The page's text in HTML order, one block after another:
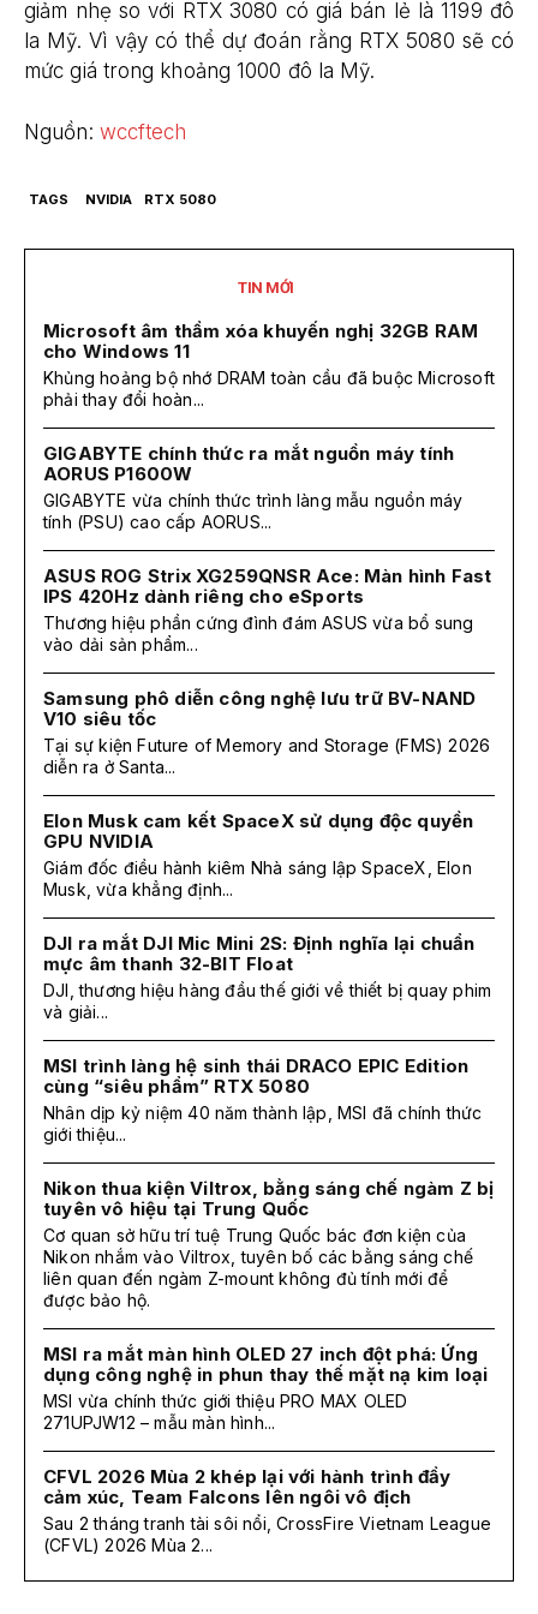
giảm nhẹ so với RTX 3080 có giá bán lẻ là 1199 đô
la Mỹ. Vì vậy có thể dự đoán rằng RTX 5080 sẽ có
mức giá trong khoảng 1000 đô la Mỹ.
Nguồn: wccftech
TAGS NVIDIA RTX 5080
TIN MỚI
Microsoft âm thầm xóa khuyến nghị 32GB RAM
cho Windows 11
Khủng hoảng bộ nhớ DRAM toàn cầu đã buộc Microsoft
phải thay đổi hoàn...
GIGABYTE chính thức ra mắt nguồn máy tính
AORUS P1600W
GIGABYTE vừa chính thức trình làng mẫu nguồn máy
tính (PSU) cao cấp AORUS...
ASUS ROG Strix XG259QNSR Ace: Màn hình Fast
IPS 420Hz dành riêng cho eSports
Thương hiệu phần cứng đình đám ASUS vừa bổ sung
vào dải sản phẩm...
Samsung phô diễn công nghệ lưu trữ BV-NAND
V10 siêu tốc
Tại sự kiện Future of Memory and Storage (FMS) 2026
diễn ra ở Santa...
Elon Musk cam kết SpaceX sử dụng độc quyền
GPU NVIDIA
Giám đốc điều hành kiêm Nhà sáng lập SpaceX, Elon
Musk, vừa khẳng định...
DJI ra mắt DJI Mic Mini 2S: Định nghĩa lại chuẩn
mực âm thanh 32-BIT Float
DJI, thương hiệu hàng đầu thế giới về thiết bị quay phim
và giải...
MSI trình làng hệ sinh thái DRACO EPIC Edition
cùng “siêu phẩm” RTX 5080
Nhân dịp kỷ niệm 40 năm thành lập, MSI đã chính thức
giới thiệu...
Nikon thua kiện Viltrox, bằng sáng chế ngàm Z bị
tuyên vô hiệu tại Trung Quốc
Cơ quan sở hữu trí tuệ Trung Quốc bác đơn kiện của
Nikon nhắm vào Viltrox, tuyên bố các bằng sáng chế
liên quan đến ngàm Z-mount không đủ tính mới để
được bảo hộ.
MSI ra mắt màn hình OLED 27 inch đột phá: Ứng
dụng công nghệ in phun thay thế mặt nạ kim loại
MSI vừa chính thức giới thiệu PRO MAX OLED
271UPJW12 – mẫu màn hình...
CFVL 2026 Mùa 2 khép lại với hành trình đầy
cảm xúc, Team Falcons lên ngôi vô địch
Sau 2 tháng tranh tài sôi nổi, CrossFire Vietnam League
(CFVL) 2026 Mùa 2...